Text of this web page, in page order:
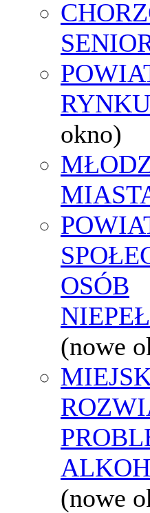
okno)
OSÓB
(nowe
(nowe